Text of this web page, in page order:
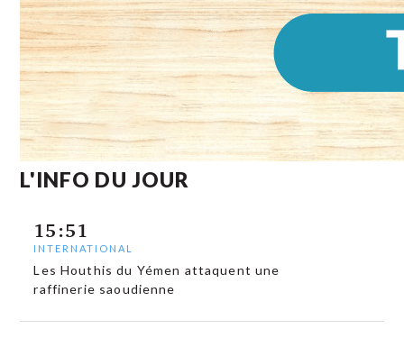
L'INFO DU JOUR
15:51
INTERNATIONAL
Les Houthis du Yémen attaquent une
raffinerie saoudienne